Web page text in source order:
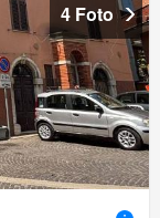
4 Foto